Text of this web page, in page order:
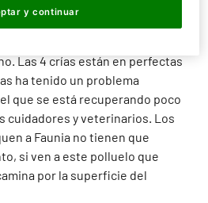
que se unen en la parte
Las 4 crías están en perfectas
ha tenido un problema
que se está recuperando poco
cuidadores y veterinarios. Los
a Faunia no tienen que
si ven a este polluelo que
por la superficie del
y continuar